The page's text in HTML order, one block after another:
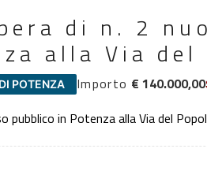
di n. 2
alla Via del
POTENZA Importo € 140.000,00
pubblico in Potenza alla Via del